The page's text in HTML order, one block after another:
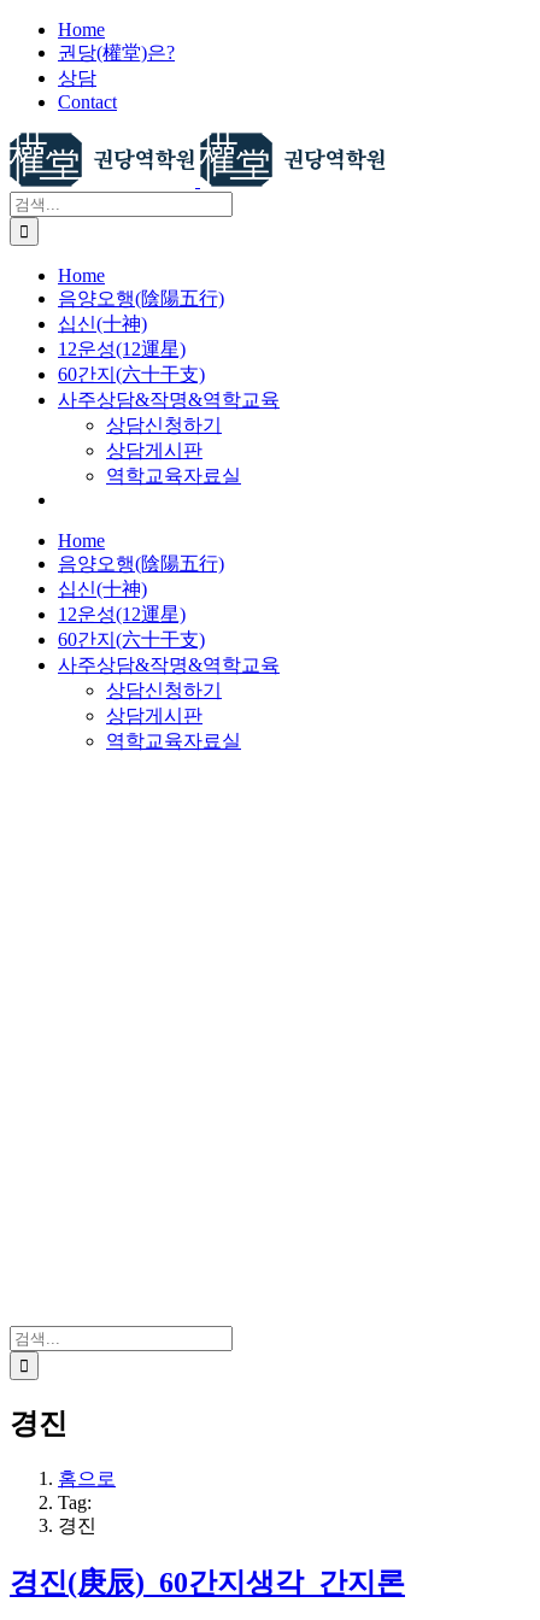
건
너
뛰
기
Home
권당(權堂)은?
상담
Contact
검
색:
Home
음양오행(陰陽五行)
십신(十神)
12운성(12運星)
60간지(六十干支)
사주상담&작명&역학교육
상담신청하기
상담게시판
역학교육자료실
Home
음양오행(陰陽五行)
십신(十神)
12운성(12運星)
60간지(六十干支)
사주상담&작명&역학교육
상담신청하기
상담게시판
역학교육자료실
검
색:
경진
홈으로
Tag:
경진
경진(庚辰)_60간지생각_간지론